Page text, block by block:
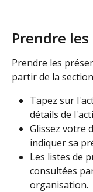
Prendre
Prendre les
partir de la section
Tapez sur
détails de
Glissez votre
indiquer sa
Les listes de
consultées
organisation.